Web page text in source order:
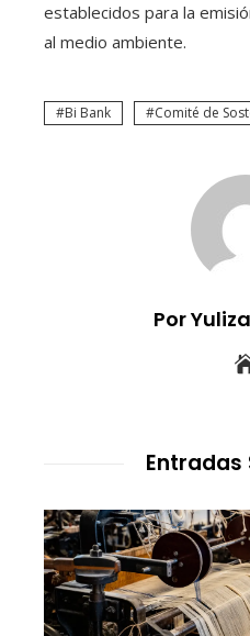
establecidos para la
al medio ambiente.
Bi Bank Comité de
Por
Entradas